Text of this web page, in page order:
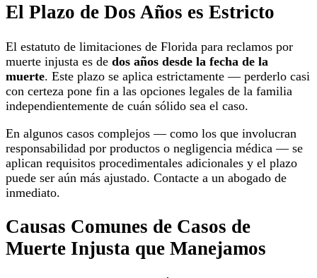
El Plazo de Dos Años es Estricto
El estatuto de limitaciones de Florida para reclamos por
muerte injusta es de dos años desde la fecha de la
muerte. Este plazo se aplica estrictamente — perderlo casi
con certeza pone fin a las opciones legales de la familia
independientemente de cuán sólido sea el caso.
En algunos casos complejos — como los que involucran
responsabilidad por productos o negligencia médica — se
aplican requisitos procedimentales adicionales y el plazo
puede ser aún más ajustado. Contacte a un abogado de
inmediato.
Causas Comunes de Casos de
Muerte Injusta que Manejamos